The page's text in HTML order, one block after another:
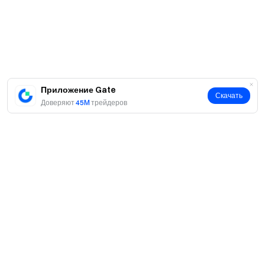
Приложение Gate
Доверяют45M трейдеров
Скачать